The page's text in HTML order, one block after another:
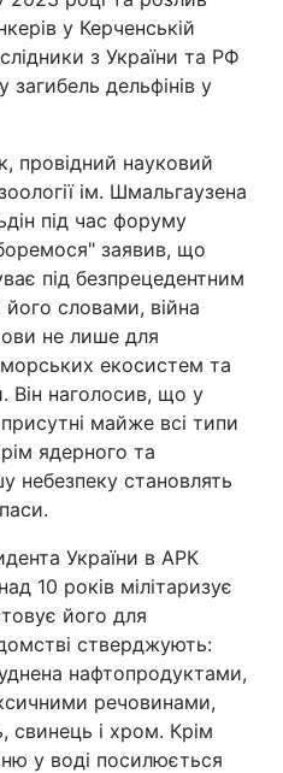
у Керченській
з України та РФ
дельфінів у
провідний науковий
ім. Шмальгаузена
під час форуму
заявив, що
під безпрецедентним
словами, війна
не лише для
екосистем та
Він наголосив, що у
майже всі типи
ядерного та
небезпеку становлять
України в АРК
10 років мілітаризує
його для
стверджують:
нафтопродуктами,
речовинами,
свинець і хром. Крім
у воді посилюється